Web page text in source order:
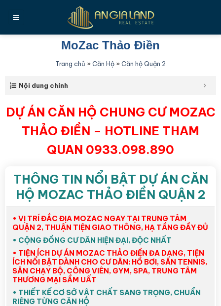
qua
MoZac Thảo Điền
Trang chủ »Căn Hộ»Căn hộ Quận 2
Nội dung chính
DỰ ÁN CĂN HỘ CHUNG CƯ MOZAC
THẢO ĐIỀN – HOTLINE THAM
QUAN 0933.098.890
THÔNG TIN NỔI BẬT DỰ ÁN CĂN
HỘ MOZAC THẢO ĐIỀN QUẬN 2
• VỊ TRÍ ĐẮC ĐỊA MOZAC NGAY TẠI TRUNG TÂM
QUẬN 2, THUẬN TIỆN GIAO THÔNG, HẠ TẦNG ĐẦY ĐỦ
• CỘNG ĐỒNG CƯ DÂN HIỆN ĐẠI, ĐỘC NHẤT
• TIỆN ÍCH DỰ ÁN MOZAC THẢO ĐIỀN ĐA DẠNG, TIỆN
ÍCH NỔI BẬT DÀNH CHO CƯ DÂN: HỒ BƠI, SÂN TENNIS,
SÂN CHẠY BỘ, CÔNG VIÊN, GYM, SPA, TRUNG TÂM
THƯƠNG MẠI SẦM UẤT
• THIẾT KẾ CƠ SỞ VẬT CHẤT SANG TRỌNG, CHUẨN
RIÊNG TỪNG CĂN HỘ